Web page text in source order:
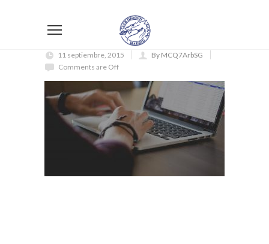
11 septiembre, 2015
By MCQ7ArbSG
Comments are Off